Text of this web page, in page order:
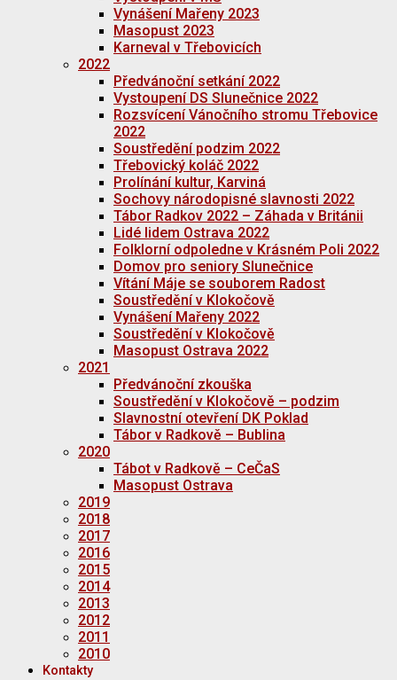
Vynášení Mařeny 2023
Masopust 2023
Karneval v Třebovicích
2022
Předvánoční setkání 2022
Vystoupení DS Slunečnice 2022
Rozsvícení Vánočního stromu Třebovice
2022
Soustředění podzim 2022
Třebovický koláč 2022
Prolínání kultur, Karviná
Sochovy národopisné slavnosti 2022
Tábor Radkov 2022 – Záhada v Británii
Lidé lidem Ostrava 2022
Folklorní odpoledne v Krásném Poli 2022
Domov pro seniory Slunečnice
Vítání Máje se souborem Radost
Soustředění v Klokočově
Vynášení Mařeny 2022
Soustředění v Klokočově
Masopust Ostrava 2022
2021
Předvánoční zkouška
Soustředění v Klokočově – podzim
Slavnostní otevření DK Poklad
Tábor v Radkově – Bublina
2020
Tábot v Radkově – CeČaS
Masopust Ostrava
2019
2018
2017
2016
2015
2014
2013
2012
2011
2010
Kontakty